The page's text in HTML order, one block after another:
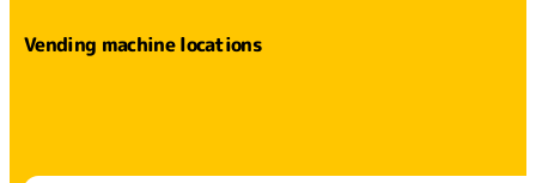
Vending machine locations